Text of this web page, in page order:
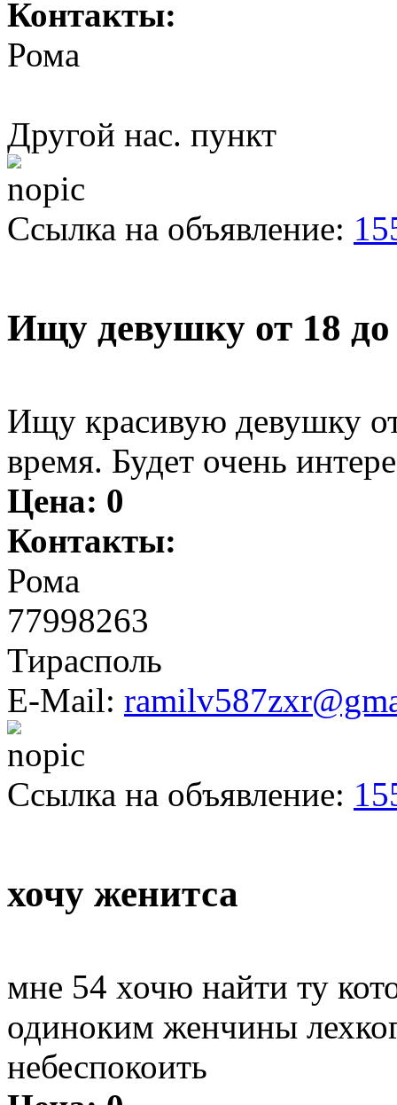
Контакты:
Рома
Другой нас. пункт
Ссылка на объявление:
Ищу девушку от 18 до
Ищу красивую девушку
время. Будет очень
Цена: 0
Контакты:
Рома
77998263
Тирасполь
E-Mail:
Ссылка на объявление:
хочу женитса
мне 54 хочю найти ту
одиноким женчины
небеспокоить